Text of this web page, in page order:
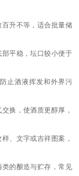
升不等，适合批量储
平稳，坛口较小便于
止酒液挥发和外界污
换，使酒质更醇厚，
、文字或吉祥图案，
的酿造与贮存，常见